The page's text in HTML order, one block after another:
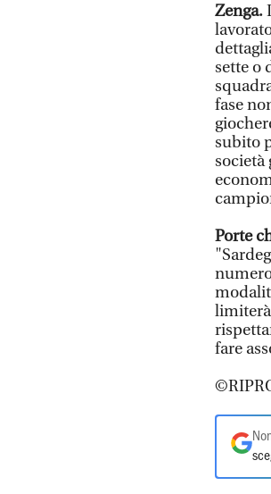
Zenga.
sette o
fase
subito
società
Porte
limiterà
fare